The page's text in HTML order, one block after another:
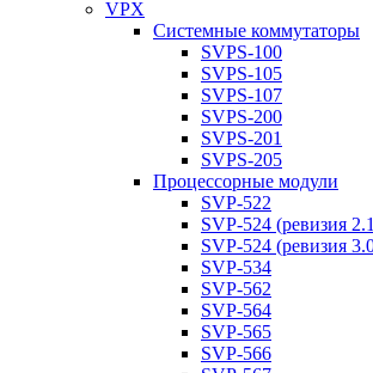
VPX
Системные коммутаторы
SVPS-100
SVPS-105
SVPS-107
SVPS-200
SVPS-201
SVPS-205
Процессорные модули
SVP-522
SVP-524 (ревизия
SVP-524 (ревизия
SVP-534
SVP-562
SVP-564
SVP-565
SVP-566